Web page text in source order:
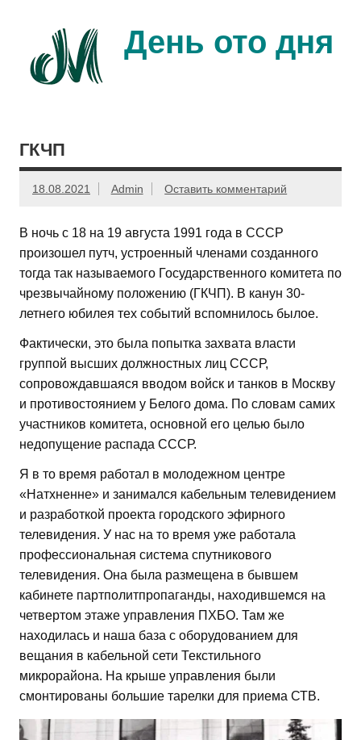
содержимому
День ото дня
ГКЧП
18.08.2021 Admin Оставить комментарий
В ночь с 18 на 19 августа 1991 года в СССР
произошел путч, устроенный членами созданного
тогда так называемого Государственного комитета по
чрезвычайному положению (ГКЧП). В канун 30-
летнего юбилея тех событий вспомнилось былое.
Фактически, это была попытка захвата власти
группой высших должностных лиц СССР,
сопровождавшаяся вводом войск и танков в Москву
и противостоянием у Белого дома. По словам самих
участников комитета, основной его целью было
недопущение распада СССР.
Я в то время работал в молодежном центре
«Натхненне» и занимался кабельным телевидением
и разработкой проекта городского эфирного
телевидения. У нас на то время уже работала
профессиональная система спутникового
телевидения. Она была размещена в бывшем
кабинете партполитпропаганды, находившемся на
четвертом этаже управления ПХБО. Там же
находилась и наша база с оборудованием для
вещания в кабельной сети Текстильного
микрорайона. На крыше управления были
смонтированы большие тарелки для приема СТВ.